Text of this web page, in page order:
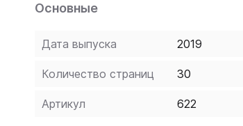
Основные
Дата выпуска 2019
Количество страниц 30
Артикул 622